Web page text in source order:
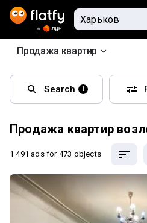
Продажа квартир
Search 1
Продажа квартир
1 491 ads for 473 objects